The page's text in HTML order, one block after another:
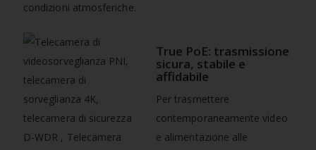
condizioni atmosferiche.
True PoE: trasmissione
sicura, stabile e
affidabile
Per trasmettere
contemporaneamente video
e alimentazione alle